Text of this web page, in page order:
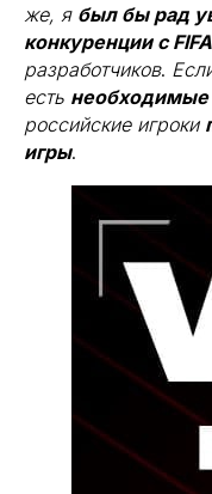
же, я был бы рад
конкуренции с
разработчиков.
есть необходимые
российские игроки
игры.